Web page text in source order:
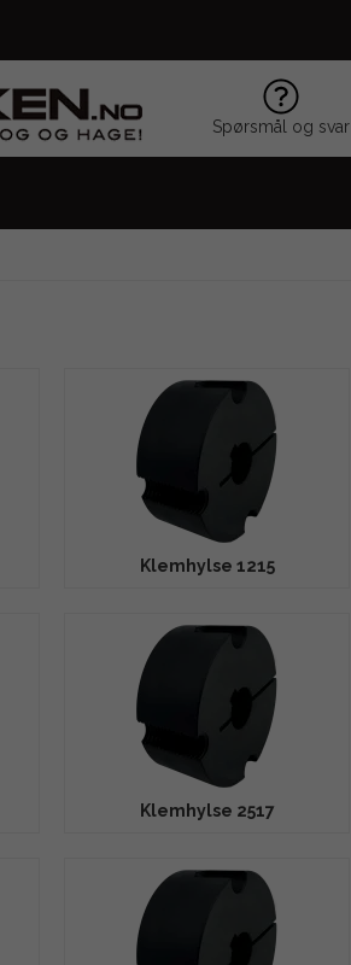
Spørsmål og svar
Klemhylse 1215
Klemhylse 2517